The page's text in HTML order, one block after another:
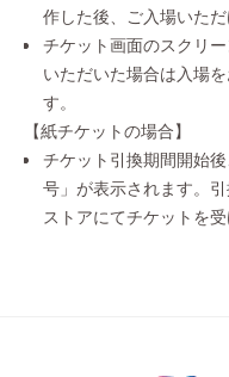
作した後、ご入場いただ
チケット画面のスクリ
いただいた場合は入場
す。
【紙チケットの場合】
チケット引換期間開始
号」が表示されます。
ストアにてチケットを